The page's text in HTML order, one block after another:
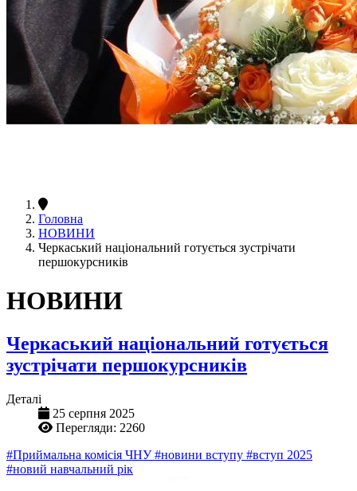
Головна
НОВИНИ
Черкаський національний готується зустрічати
першокурсників
НОВИНИ
Черкаський національний готується
зустрічати першокурсників
Деталі
25 серпня 2025
Перегляди: 2260
#Приймальна комісія ЧНУ#новини вступу #вступ 2025
#новий навчальний рік